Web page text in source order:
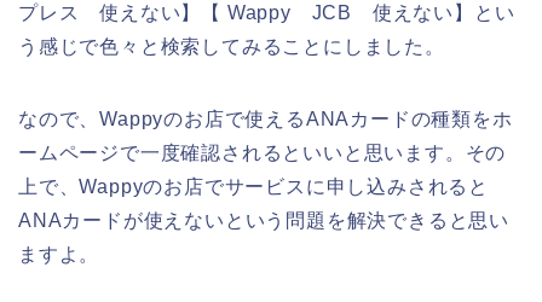
プレス 使えない】【 Wappy JCB 使えない】とい
う感じで色々と検索してみることにしました。
なので、Wappyのお店で使えるANAカードの種類をホ
ームページで一度確認されるといいと思います。その
上で、Wappyのお店でサービスに申し込みされると
ANAカードが使えないという問題を解決できると思い
ますよ。